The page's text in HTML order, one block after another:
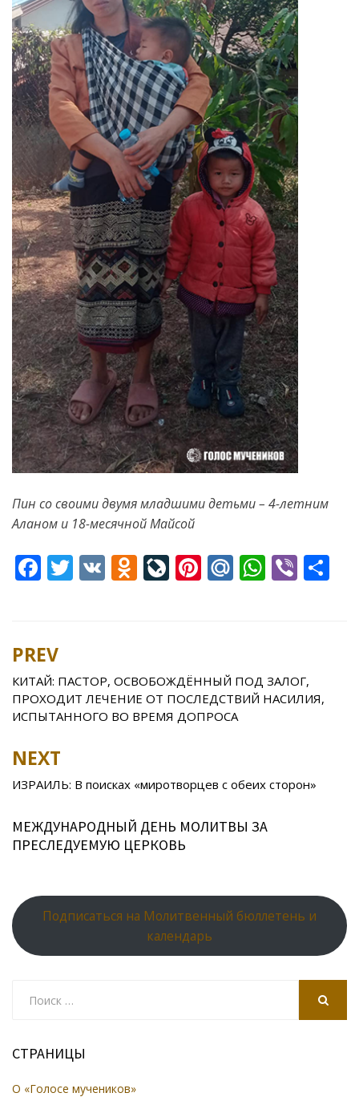
Пин со своими двумя младшими детьми – 4-летним
Аланом и 18-месячной Майсой
F
b
o
o
k
T V O
kl
as
s
Li
u
r
n
Pi
st
M
u
W
A
p
Vi
Post
navigation
PREV
КИТАЙ: ПАСТОР, ОСВОБОЖДЁННЫЙ ПОД ЗАЛОГ,
ПРОХОДИТ ЛЕЧЕНИЕ ОТ ПОСЛЕДСТВИЙ НАСИЛИЯ,
ИСПЫТАННОГО ВО ВРЕМЯ ДОПРОСА
NEXT
ИЗРАИЛЬ: В поисках «миротворцев с обеих сторон»
МЕЖДУНАРОДНЫЙ ДЕНЬ МОЛИТВЫ ЗА
ПРЕСЛЕДУЕМУЮ ЦЕРКОВЬ
Подписаться на Молитвенный бюллетень и
календарь
СТРАНИЦЫ
О «Голосе мучеников»